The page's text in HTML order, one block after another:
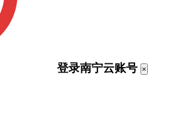
登录南宁云账号 ×